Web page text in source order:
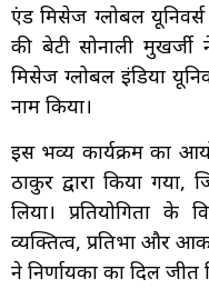
एंड मिसेज ग्लोबल यूनिवर्स
की बेटी सोनाली
मिसेज ग्लोबल इंडिया
नाम किया।
इस भव्य कार्यक्रम का
ठाकुर द्वारा किया गया,
लिया। प्रतियोगिता के
व्यक्तित्व, प्रतिभा और
ने निर्णायकों का दिल जीत